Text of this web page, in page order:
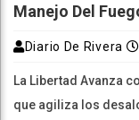
Manejo Del
Diario De Rivera
La Libertad Avanza
que agiliza los